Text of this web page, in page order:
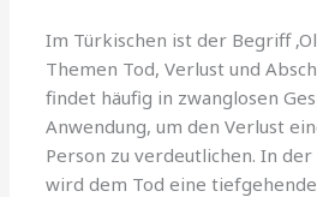
Im Türkischen ist der Begriff
Themen Tod, Verlust und
findet häufig in zwanglosen
Anwendung, um den Verlust
Person zu verdeutlichen. In
wird dem Tod eine